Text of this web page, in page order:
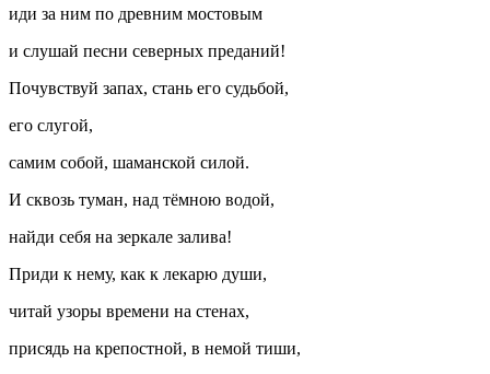
иди за ним по древним мостовым
и слушай песни северных преданий!
Почувствуй запах, стань его судьбой,
его слугой,
самим собой, шаманской силой.
И сквозь туман, над тёмною водой,
найди себя на зеркале залива!
Приди к нему, как к лекарю души,
читай узоры времени на стенах,
присядь на крепостной, в немой тиши,